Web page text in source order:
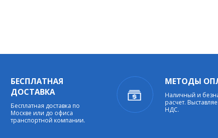
БЕСПЛАТНАЯ
ДОСТАВКА
Бесплатная доставка по
Москве или до офиса
транспортной компании.
МЕТОДЫ
Наличный и
расчет.
НДС.